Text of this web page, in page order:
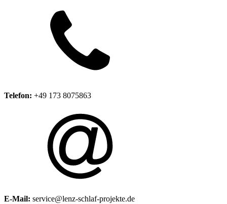
Telefon: +49 173 8075863
E-Mail: service@lenz-schlaf-projekte.de